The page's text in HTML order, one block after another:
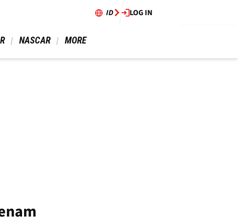
ID LOG IN
NASCAR MORE